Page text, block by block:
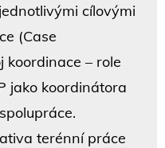
cílovými
(Case
– role
jako koordinátora
terénní práce